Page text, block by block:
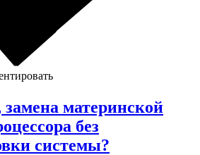
замена материнской
без
системы?